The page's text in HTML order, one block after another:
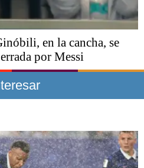
en la cancha, se
por Messi